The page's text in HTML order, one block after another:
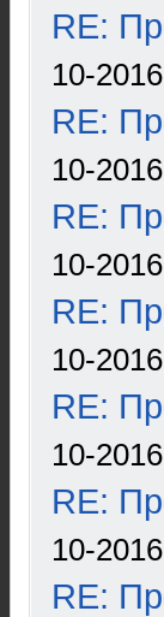
RE:
10-
RE:
10-
RE:
10-
RE:
10-
RE:
10-
RE:
10-
RE: